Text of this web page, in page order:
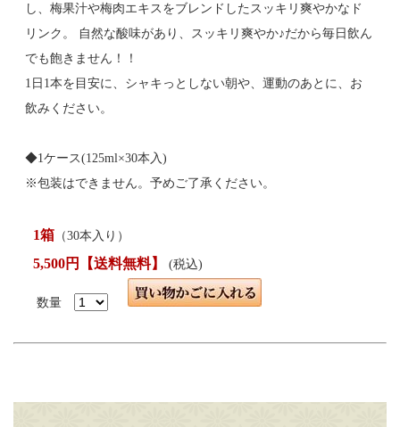
し、梅果汁や梅肉エキスをブレンドしたスッキリ爽やかなド
リンク。 自然な酸味があり、スッキリ爽やか♪だから毎日飲ん
でも飽きません！！
1日1本を目安に、シャキっとしない朝や、運動のあとに、お
飲みください。
◆1ケース(125ml×30本入)
※包装はできません。予めご了承ください。
1箱 （30本入り）
5,500円【送料無料】(税込)
数量